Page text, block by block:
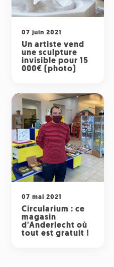
07 juin 2021
Un artiste vend
une sculpture
invisible pour 15
000€ (photo)
07 mai 2021
Circularium : ce
magasin
d'Anderlecht où
tout est gratuit !